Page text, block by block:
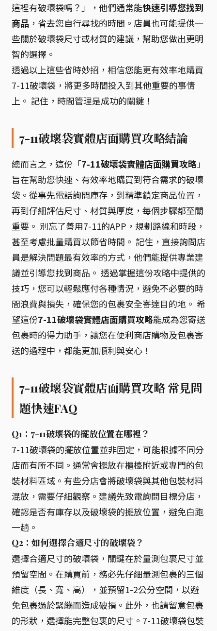
這裡有破壞袋嗎？」，他們通常能快速引導您找到
商品 ，省去您自行尋找的時間。店員也可能提供一
些關於破壞袋尺寸或材質的建議，幫助您做出更明
智的選擇。
透過以上這些省時妙招，相信您能更有效率地購買
7-11破壞袋，將更多時間投入到其他重要的事情
上。 記住，時間管理是成功的關鍵！
7-11破壞袋實體店面購買攻略結論
總而言之，這份「7-11破壞袋實體店面購買攻略」
旨在幫助您快速、有效率地購買到符合需求的破壞
袋。從事先電話詢問庫存，到精準鎖定商品位置，
再到仔細評估尺寸、材質與厚度，每個步驟都至關
重要。 別忘了善用7-11的APP，規劃路線和時段，
甚至考慮批量購買以節省時間。 記住，直接詢問店
員是解決問題最有效率的方式，他們能提供專業建
議並引導您找到商品。 透過掌握這份攻略中提供的
技巧，您可以輕鬆應付各種情況，避免不必要的時
間浪費與損失，確保您的包裹安全寄達目的地。 希
望這份7-11破壞袋實體店面購買攻略能成為您寄送
包裹時的得力助手，讓您在便利商店購物及包裹寄
送的過程中，都能更加順利與安心！
7-11破壞袋實體店面購買攻略 常見問
題快速FAQ
Q1：7-11破壞袋的擺放位置在哪裡？
7-11破壞袋的擺放位置並非固定，可能根據不同分
店而有所不同。通常會擺放在櫃檯附近或專門的包
裝材料區域。有些分店會將破壞袋與其他包裝材料
混放，需要仔細觀察。建議先致電詢問目標分店，
確認是否有庫存以及破壞袋的擺放位置，避免白跑
一趟。
Q2：如何選擇合適尺寸的破壞袋？
選擇合適尺寸的破壞袋，關鍵在於量測包裹尺寸並
預留空間。在購買前，務必先仔細量測包裹的三個
維度（長、寬、高），並預留1-2公分空間，以避
免包裹過於緊繃而造成破損。此外，也請留意包裹
的形狀，選擇能完整包裹的尺寸。7-11破壞袋包裝